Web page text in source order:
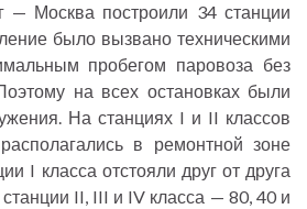
— Москва построили 34 станции
было вызвано техническими
пробегом паровоза без
на всех остановках были
На станциях I и II классов
в ремонтной зоне
I класса отстояли друг от друга
II, III и IV класса — 80, 40 и